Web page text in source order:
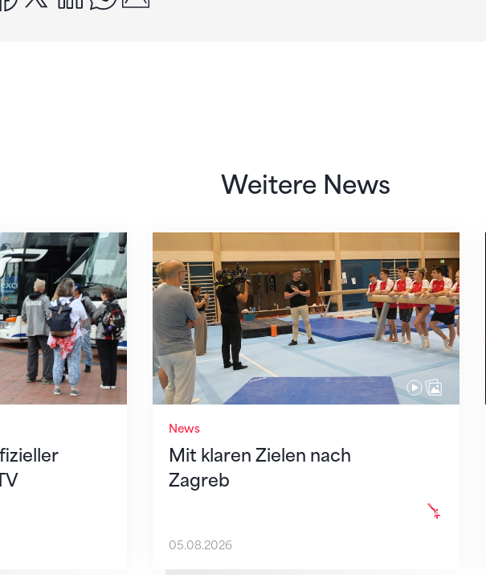
Weitere News
Reisepartner des STV
News
Mit klaren Zielen nach
Zagreb
Mit klaren Zielen nach Zagreb
05.08.2026